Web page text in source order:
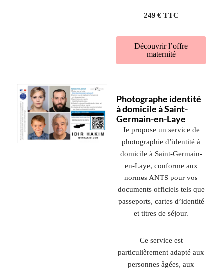
249 € TTC
Découvrir l’offre
maternité
Photographe identité
à domicile à Saint-
Germain-en-Laye
Je propose un service de
photographie d’identité à
domicile à Saint-Germain-
en-Laye, conforme aux
normes ANTS pour vos
documents officiels tels que
passeports, cartes d’identité
et titres de séjour.
Ce service est
particulièrement adapté aux
personnes âgées, aux